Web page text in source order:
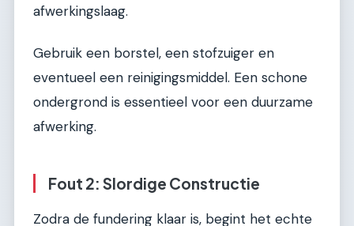
afwerkingslaag.
Gebruik een borstel, een stofzuiger en
eventueel een reinigingsmiddel. Een schone
ondergrond is essentieel voor een duurzame
afwerking.
Fout 2: Slordige Constructie
Zodra de fundering klaar is, begint het echte